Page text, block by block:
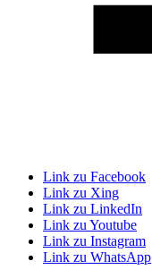
Link zu Facebook
Link zu Xing
Link zu LinkedIn
Link zu Youtube
Link zu Instagram
Link zu WhatsApp